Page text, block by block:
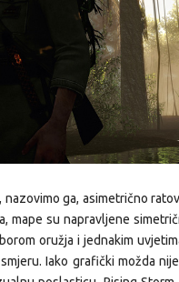
ga, asimetrično
mape su napravljene
oružja i jednakim
Iako grafički možda